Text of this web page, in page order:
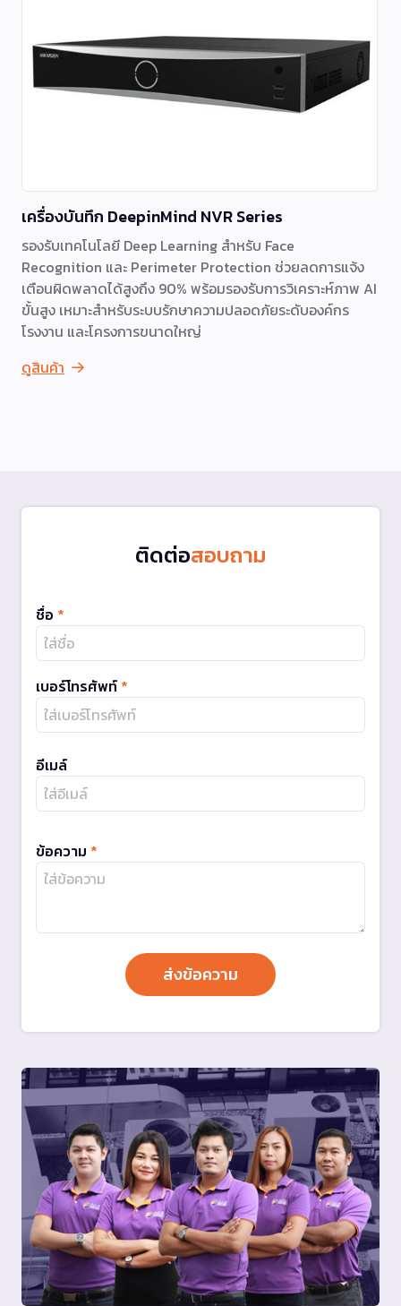
เครื่องบันทึก DeepinMind NVR Series
รองรับเทคโนโลยี Deep Learning สำหรับ Face
Recognition และ Perimeter Protection ช่วยลดการแจ้ง
เตือนผิดพลาดได้สูงถึง 90% พร้อมรองรับการวิเคราะห์ภาพ AI
ขั้นสูง เหมาะสำหรับระบบรักษาความปลอดภัยระดับองค์กร
โรงงาน และโครงการขนาดใหญ่
ดูสินค้า
ติดต่อสอบถาม
ชื่อ *
เบอร์โทรศัพท์ *
อีเมล์
ข้อความ *